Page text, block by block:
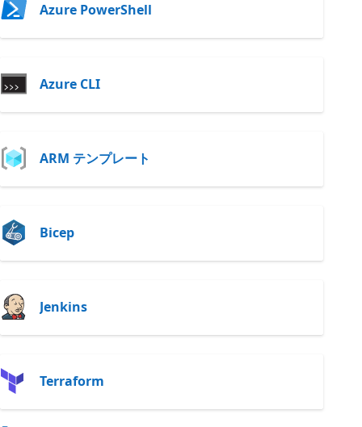
Azure PowerShell
Azure CLI
ARM テンプレート
Bicep
Jenkins
Terraform